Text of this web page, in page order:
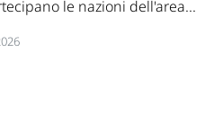
le nazioni dell'area...